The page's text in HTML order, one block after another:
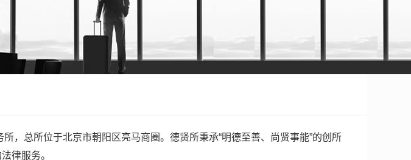
，总所位于北京市朝阳区亮马商圈。德贤所秉承“明德至善、尚贤事能”的创所
律服务。